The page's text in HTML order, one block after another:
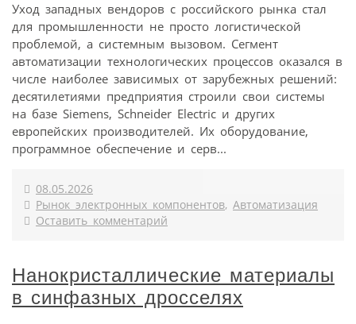
Уход западных вендоров с российского рынка стал
для промышленности не просто логистической
проблемой, а системным вызовом. Сегмент
автоматизации технологических процессов оказался в
числе наиболее зависимых от зарубежных решений:
десятилетиями предприятия строили свои системы
на базе Siemens, Schneider Electric и других
европейских производителей. Их оборудование,
программное обеспечение и серв...
08.05.2026
Рынок электронных компонентов, Автоматизация
Оставить комментарий
Нанокристаллические материалы
в синфазных дросселях